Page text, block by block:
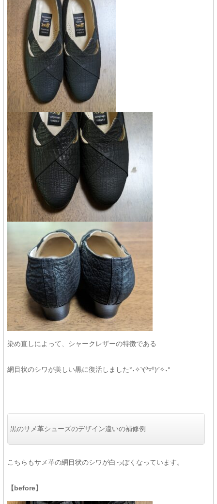
染め直しによって、シャークレザーの特徴である
網目状のシワが美しい黒に復活しました°˖✧◝(⁰▿⁰)◜✧˖°
黒のサメ革シューズのデザイン違いの補修例
こちらもサメ革の網目状のシワが白っぽくなっています。
【before】